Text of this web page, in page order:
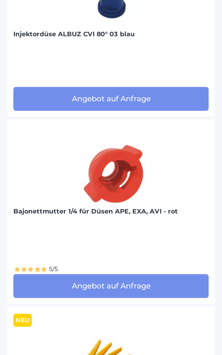
Injektordüse ALBUZ CVI 80° 03 blau
Angebot auf Anfrage
Bajonettmutter 1/4 für Düsen APE, EXA, AVI - rot
5/5
Angebot auf Anfrage
NEU